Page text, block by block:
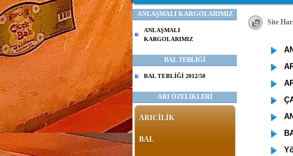
ANLAŞMALI KARGOLARIMIZ
ANLAŞMALI
KARGOLARIMIZ
BAL TEBLİĞİ
BAL TEBLİĞİ 2012/58
ARI ÖZELİKLERİ
ARICİLİK
BAL
Site